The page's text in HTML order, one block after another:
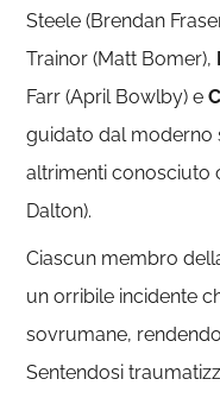
Steele (Brendan
Trainor (Matt Bomer),
Farr (April Bowlby) e
guidato dal moderno
altrimenti conosciuto
Dalton).
Ciascun membro
un orribile incidente
sovrumane,
Sentendosi